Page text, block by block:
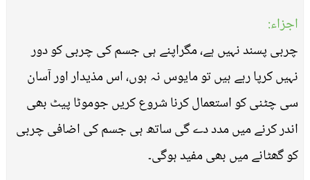
اجزاء:
چربی پسند نہیں ہے، مگراپنے ہی جسم کی چربی کو دور
نہیں کرپا رہے ہیں تو مایوس نہ ہوں، اس مذیدار اور آسان
سی چٹنی کو استعمال کرنا شروع کریں جوموٹا پیٹ بھی
اندر کرنے میں مدد دے گی ساتھ ہی جسم کی اضافی چربی
کو گھٹانے میں بھی مفید ہوگی۔